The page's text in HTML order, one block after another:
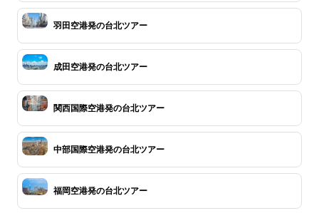
羽田空港発の台北ツアー
成田空港発の台北ツアー
関西国際空港発の台北ツアー
中部国際空港発の台北ツアー
福岡空港発の台北ツアー